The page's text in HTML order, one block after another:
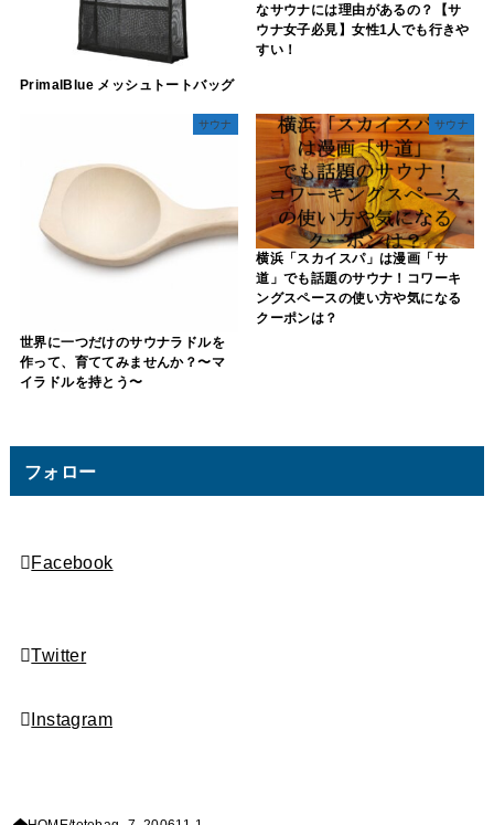
PrimalBlue メッシュトートバッグ
なサウナには理由があるの？【サ
ウナ女子必見】女性1人でも行きや
すい！
サウナ
世界に一つだけのサウナラドルを
作って、育ててみませんか？〜マ
イラドルを持とう〜
サウナ
横浜「スカイスパ」は漫画「サ
道」でも話題のサウナ！コワーキ
ングスペースの使い方や気になる
クーポンは？
フォロー
Facebook
Twitter
Instagram